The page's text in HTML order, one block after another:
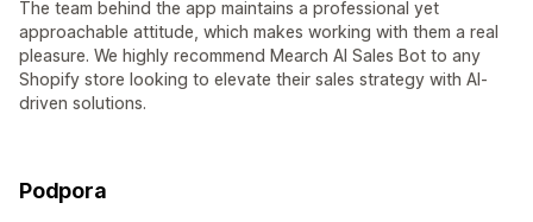
The team behind the app maintains a professional yet
approachable attitude, which makes working with them a real
pleasure. We highly recommend Mearch AI Sales Bot to any
Shopify store looking to elevate their sales strategy with AI-
driven solutions.
Podpora